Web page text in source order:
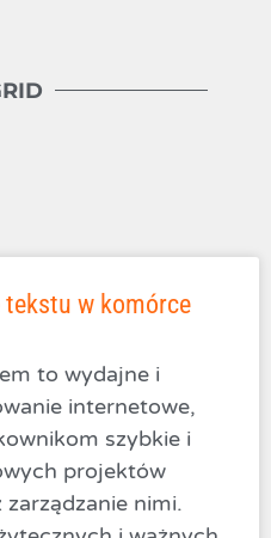
w komórce
to wydajne i
internetowe,
szybkie i
projektów
nimi.